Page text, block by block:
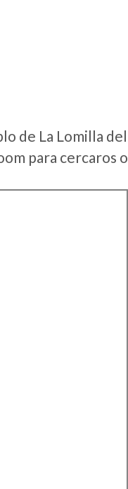
de La Lomilla del
para cercaros o